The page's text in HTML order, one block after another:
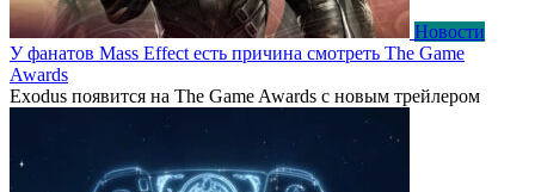
Новости
У фанатов Mass Effect есть причина смотреть The Game
Awards
Exodus появится на The Game Awards с новым трейлером